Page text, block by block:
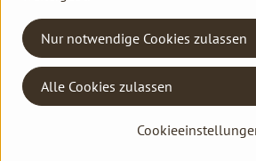
Projekte für besonders fairen und
Bio-Kakao in der Dominikanischen
weltbesten Edelkakaosorten.
Weinrich im ostwestfälischen Herford, ein
Nur notwendige Cookies zulassen
Alle Cookies zulassen